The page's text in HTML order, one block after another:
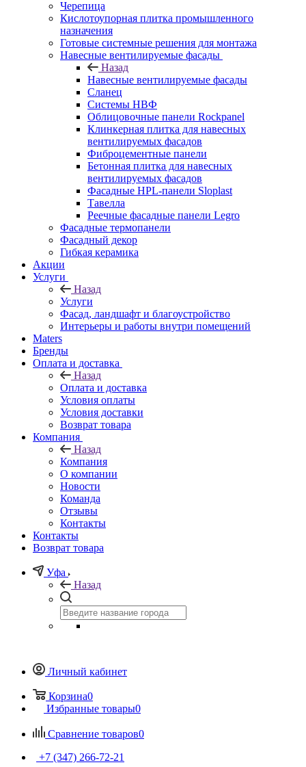
Черепица
Кислотоупорная плитка промышленного
назначения
Готовые системные решения для монтажа
Навесные вентилируемые фасады
Назад
Навесные вентилируемые фасады
Сланец
Системы НВФ
Облицовочные панели Rockpanel
Клинкерная плитка для навесных
вентилируемых фасадов
Фиброцементные панели
Бетонная плитка для навесных
вентилируемых фасадов
Фасадные HPL-панели Sloplast
Тавелла
Реечные фасадные панели Legro
Фасадные термопанели
Фасадный декор
Гибкая керамика
Акции
Услуги
Назад
Услуги
Фасад, ландшафт и благоустройство
Интерьеры и работы внутри помещений
Maters
Бренды
Оплата и доставка
Назад
Оплата и доставка
Условия оплаты
Условия доставки
Возврат товара
Компания
Назад
Компания
О компании
Новости
Команда
Отзывы
Контакты
Контакты
Возврат товара
Уфа
Назад
Личный кабинет
Корзина0
Избранные товары0
Сравнение товаров0
+7 (347) 266-72-21